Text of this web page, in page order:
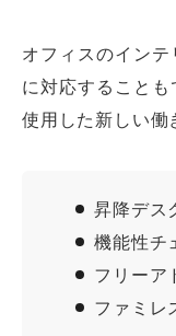
オフィスのイン
に対応すること
使用した新しい働
昇降デス
機能性チ
フリーア
ファミレ